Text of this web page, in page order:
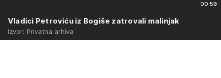
00:59
Vladici Petroviću iz Bogiše zatrovali malinjak
Izvor: Privatna arhiva